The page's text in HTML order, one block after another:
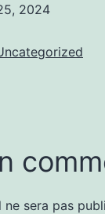
2024
sera pas